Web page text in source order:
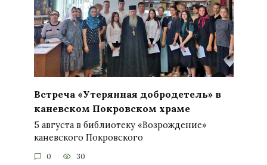
Встреча «Утерянная добродетель» в
каневском Покровском храме
5 августа в библиотеку «Возрождение»
каневского Покровского
0 30